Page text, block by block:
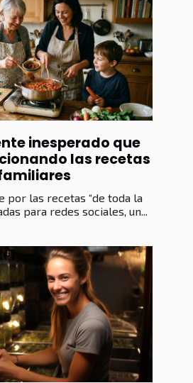
inesperado que
las recetas
por las recetas “de toda la
para redes sociales, un...